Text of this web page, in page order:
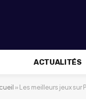
ACTUALITÉS
»Les meilleurs jeux sur